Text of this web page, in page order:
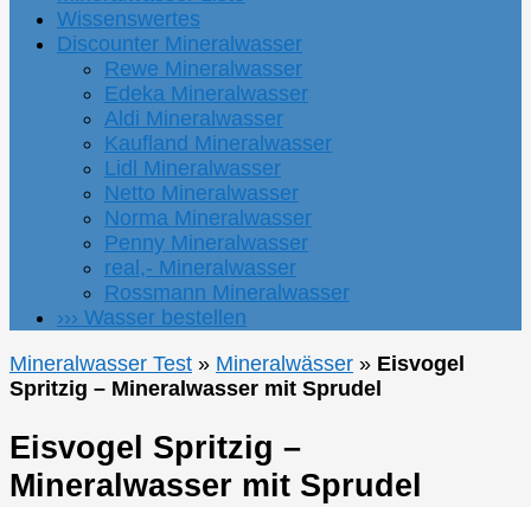
Wissenswertes
Discounter Mineralwasser
Rewe Mineralwasser
Edeka Mineralwasser
Aldi Mineralwasser
Kaufland Mineralwasser
Lidl Mineralwasser
Netto Mineralwasser
Norma Mineralwasser
Penny Mineralwasser
real,- Mineralwasser
Rossmann Mineralwasser
››› Wasser bestellen
Mineralwasser Test » Mineralwässer » Eisvogel
Spritzig – Mineralwasser mit Sprudel
Eisvogel Spritzig –
Mineralwasser mit Sprudel